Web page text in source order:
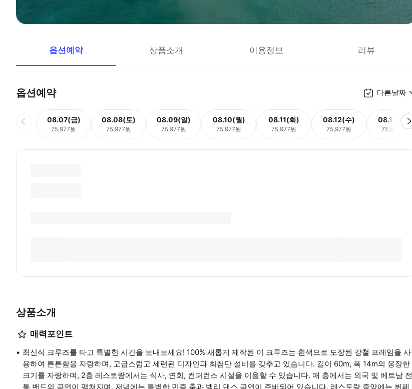
옵션예약 상품소개 이용정보 리뷰
옵션예약 다른날짜
08.07(금)
75,977원
08.08(토)
75,977원
08.09(일)
75,977원
08.10(월)
75,977원
08.11(화)
75,977원
08.12(수)
75,977원
08.13(목)
75,977원
상품소개
매력포인트
최신식 크루즈를 타고 특별한 시간을 보내보세요! 100% 새롭게 제작된 이 크루즈는 흰색으로 도장된 강철 프레임을 사
용하여 튼튼함을 자랑하며, 고급스럽고 세련된 디자인과 최첨단 설비를 갖추고 있습니다. 길이 60m, 폭 14m의 웅장한
크기를 자랑하며, 2층 레스토랑에서는 식사, 연회, 컨퍼런스 시설을 이용할 수 있습니다. 매 층에서는 외국 및 베트남 전
통 밴드의 공연이 펼쳐지며, 저녁에는 특별한 민족 춤과 벨리 댄스 공연이 준비되어 있습니다. 레스토랑 중앙에는 뷔페